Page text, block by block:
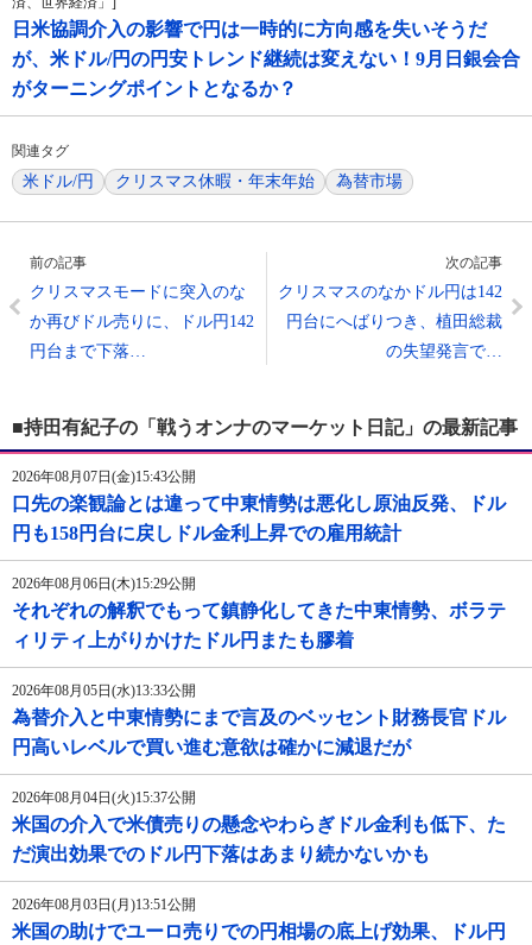
日米協調介入の影響で円は一時的に方向感を失いそうだ
が、米ドル/円の円安トレンド継続は変えない！9月日銀会合
がターニングポイントとなるか？
関連タグ
米ドル/円 クリスマス休暇・年末年始 為替市場
前の記事
クリスマスモードに突入のな
か再びドル売りに、ドル円142
円台まで下落…
次の記事
クリスマスのなかドル円は142
円台にへばりつき、植田総裁
の失望発言で…
■持田有紀子の「戦うオンナのマーケット日記」の最新記事
2026年08月07日(金)15:43公開
口先の楽観論とは違って中東情勢は悪化し原油反発、ドル
円も158円台に戻しドル金利上昇での雇用統計
2026年08月06日(木)15:29公開
それぞれの解釈でもって鎮静化してきた中東情勢、ボラテ
ィリティ上がりかけたドル円またも膠着
2026年08月05日(水)13:33公開
為替介入と中東情勢にまで言及のベッセント財務長官ドル
円高いレベルで買い進む意欲は確かに減退だが
2026年08月04日(火)15:37公開
米国の介入で米債売りの懸念やわらぎドル金利も低下、た
だ演出効果でのドル円下落はあまり続かないかも
2026年08月03日(月)13:51公開
米国の助けでユーロ売りでの円相場の底上げ効果、ドル円